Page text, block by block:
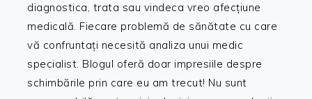
diagnostica, trata sau vindeca vreo afecțiune
medicală. Fiecare problemă de sănătate cu care
vă confruntați necesită analiza unui medic
specialist. Blogul oferă doar impresiile despre
schimbările prin care eu am trecut! Nu sunt